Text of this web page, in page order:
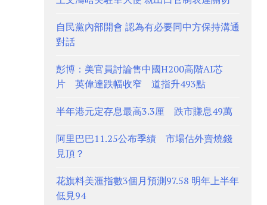
自民黨內部開會 認為有必要同中方保持溝通
對話
彭博：美官員討論售中國H200高階AI芯
片 英偉達跌幅收窄 道指升493點
半年港元定存息最高3.3厘 跌市賺息49萬
阿里巴巴11.25公布季績 市場估外賣燒錢
見頂？
花旗料美滙指數3個月預測97.58 明年上半年
低見94